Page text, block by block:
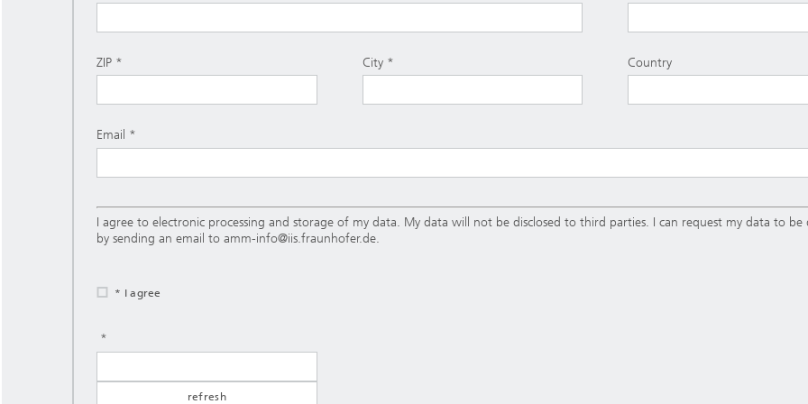
ZIP City Country
Email
I agree to electronic processing and storage of my data. My data will not be disclosed to third parties. I can request my data to be
by sending an email to amm-info@iis.fraunhofer.de.
* I agree